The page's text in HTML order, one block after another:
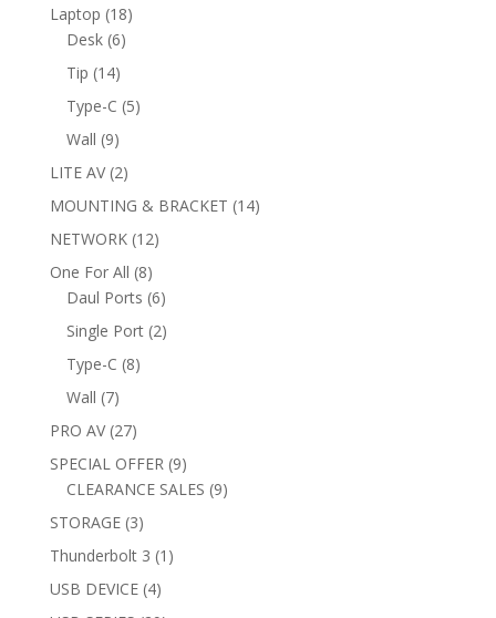
Laptop 1818
Desk 66
Tip 1414
products
Type-C 55
Wall 99
products
LITE AV 22
products
MOUNTING & BRACKET 1414
NETWORK 1212
One For All 88
products
Daul Ports 66
products
Single Port 22
Type-C 88
Wall 77
products
PRO AV 2727
products
SPECIAL OFFER 99
products
CLEARANCE SALES 99
STORAGE 33
products
Thunderbolt 3 1 1
USB DEVICE 44
products